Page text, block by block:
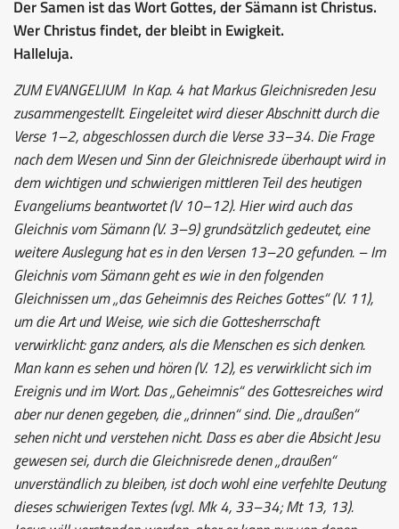
Der Samen ist das Wort Gottes, der Sämann ist Christus.
Wer Christus findet, der bleibt in Ewigkeit.
Halleluja.
ZUM EVANGELIUMIn Kap. 4 hat Markus Gleichnisreden Jesu
zusammengestellt. Eingeleitet wird dieser Abschnitt durch die
Verse 1–2, abgeschlossen durch die Verse 33–34. Die Frage
nach dem Wesen und Sinn der Gleichnisrede überhaupt wird in
dem wichtigen und schwierigen mittleren Teil des heutigen
Evangeliums beantwortet (V 10–12). Hier wird auch das
Gleichnis vom Sämann (V. 3–9) grundsätzlich gedeutet, eine
weitere Auslegung hat es in den Versen 13–20 gefunden. – Im
Gleichnis vom Sämann geht es wie in den folgenden
Gleichnissen um „das Geheimnis des Reiches Gottes“ (V. 11),
um die Art und Weise, wie sich die Gottesherrschaft
verwirklicht: ganz anders, als die Menschen es sich denken.
Man kann es sehen und hören (V. 12), es verwirklicht sich im
Ereignis und im Wort. Das „Geheimnis“ des Gottesreiches wird
aber nur denen gegeben, die „drinnen“ sind. Die „draußen“
sehen nicht und verstehen nicht. Dass es aber die Absicht Jesu
gewesen sei, durch die Gleichnisrede denen „draußen“
unverständlich zu bleiben, ist doch wohl eine verfehlte Deutung
dieses schwierigen Textes (vgl. Mk 4, 33–34; Mt 13, 13).